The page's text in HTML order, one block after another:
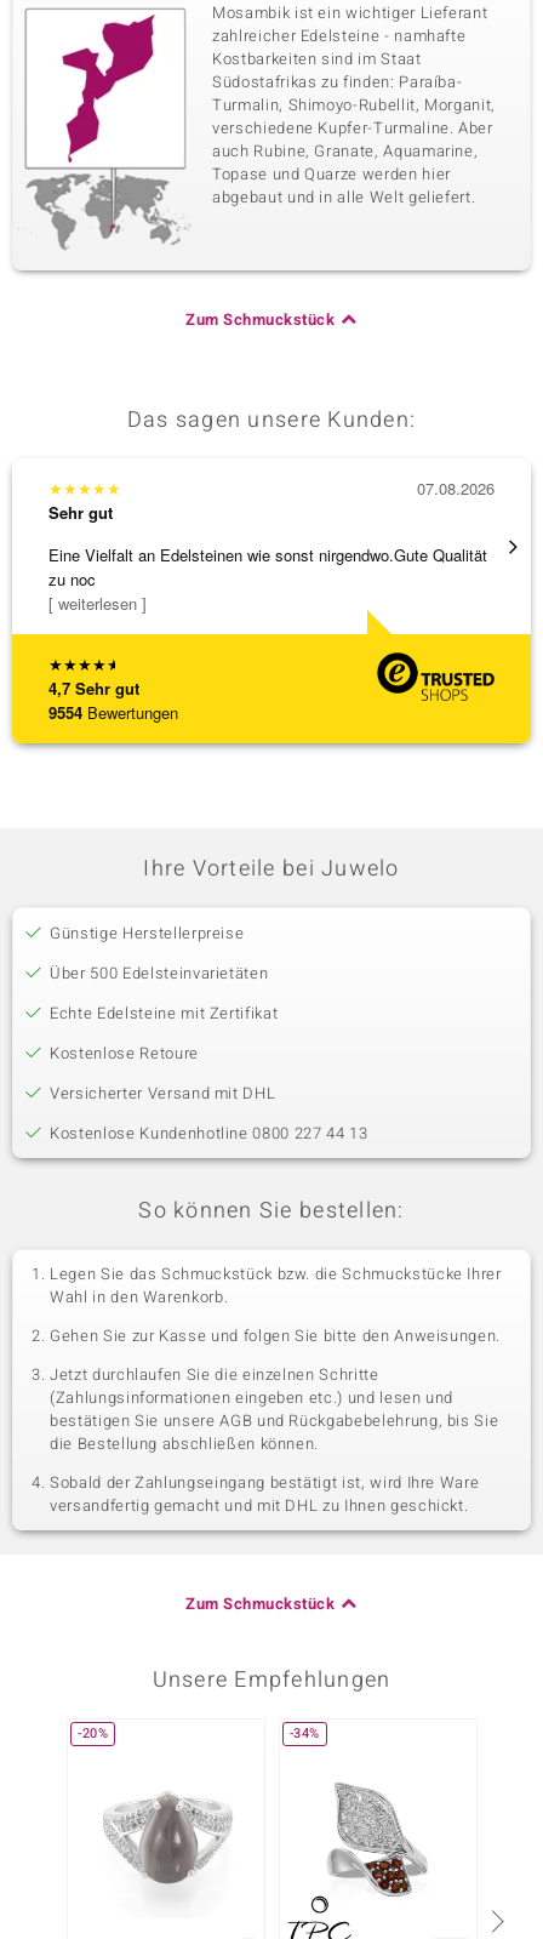
Mosambik ist ein wichtiger Lieferant
zahlreicher Edelsteine - namhafte
Kostbarkeiten sind im Staat
Südostafrikas zu finden: Paraíba-
Turmalin, Shimoyo-Rubellit, Morganit,
verschiedene Kupfer-Turmaline. Aber
auch Rubine, Granate, Aquamarine,
Topase und Quarze werden hier
abgebaut und in alle Welt geliefert.
Zum Schmuckstück
Das sagen unsere Kunden:
★★★★★
4,7 Sehr gut
9554 Bewertungen
★★★★★
Sehr gut
Eine Vielfalt an Edelsteinen wie sonst nirgendwo.Gute Qualität
zu noc
[ weiterlesen ]
07.08.2026
Die
Ihre Vorteile bei Juwelo
Günstige Herstellerpreise
Über 500 Edelsteinvarietäten
Echte Edelsteine mit Zertifikat
Kostenlose Retoure
Versicherter Versand mit DHL
Kostenlose Kundenhotline 0800 227 44 13
So können Sie bestellen:
Legen Sie das Schmuckstück bzw. die Schmuckstücke Ihrer
Wahl in den Warenkorb.
Gehen Sie zur Kasse und folgen Sie bitte den Anweisungen.
Jetzt durchlaufen Sie die einzelnen Schritte
(Zahlungsinformationen eingeben etc.) und lesen und
bestätigen Sie unsere AGB und Rückgabebelehrung, bis Sie
die Bestellung abschließen können.
Sobald der Zahlungseingang bestätigt ist, wird Ihre Ware
versandfertig gemacht und mit DHL zu Ihnen geschickt.
Zum Schmuckstück
Unsere Empfehlungen
-20% -34%